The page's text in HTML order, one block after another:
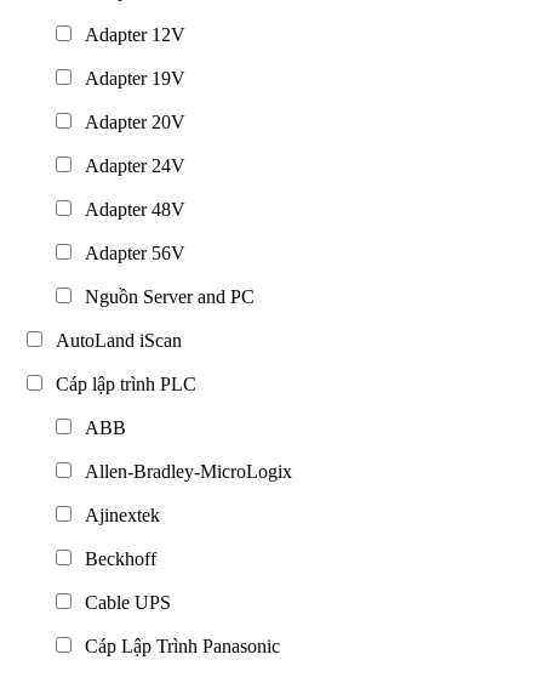
Adapter 12V
Adapter 19V
Adapter 20V
Adapter 24V
Adapter 48V
Adapter 56V
Nguồn Server and PC
AutoLand iScan
Cáp lập trình PLC
ABB
Allen-Bradley-MicroLogix
Ajinextek
Beckhoff
Cable UPS
Cáp Lập Trình Panasonic